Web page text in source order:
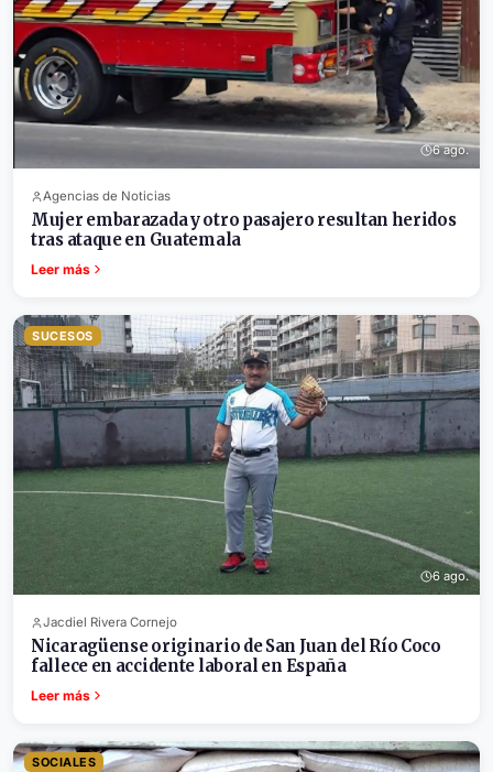
6 ago.
Agencias de Noticias
Mujer embarazada y otro pasajero resultan heridos
tras ataque en Guatemala
Leer más
SUCESOS
6 ago.
Jacdiel Rivera Cornejo
Nicaragüense originario de San Juan del Río Coco
fallece en accidente laboral en España
Leer más
SOCIALES